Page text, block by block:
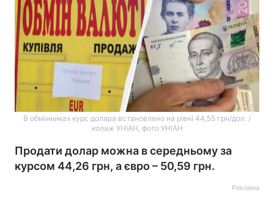
В обмінниках курс долара встановлено на рівні 44,55 грн/дол. /
колаж УНІАН, фото УНІАН
Продати долар можна в середньому за
курсом 44,26 грн, а євро – 50,59 грн.
Реклама